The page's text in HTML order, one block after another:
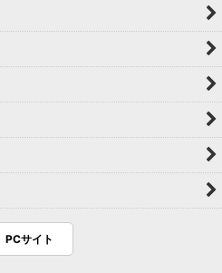
PCサイト